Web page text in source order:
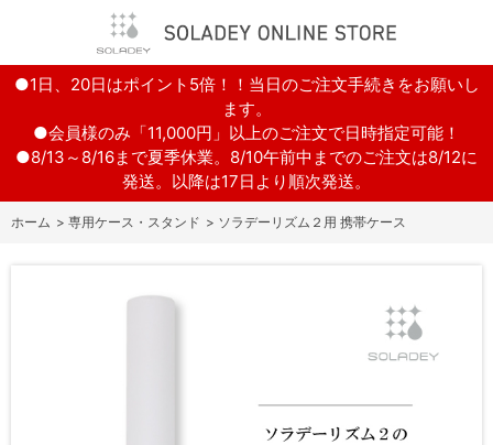
●1日、20日はポイント5倍！！当日のご注文手続きをお願いし
ます。
●会員様のみ「11,000円」以上のご注文で日時指定可能！
●8/13～8/16まで夏季休業。8/10午前中までのご注文は8/12に
発送。以降は17日より順次発送。
ホーム > 専用ケース・スタンド > ソラデーリズム２用 携帯ケース